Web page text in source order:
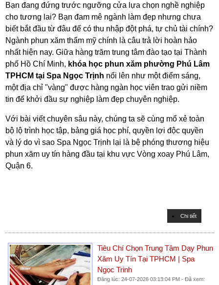
Bạn đang đứng trước ngưỡng cửa lựa chọn nghề nghiệp
cho tương lai? Bạn đam mê ngành làm đẹp nhưng chưa
biết bắt đầu từ đâu để có thu nhập đột phá, tự chủ tài chính?
Ngành phun xăm thẩm mỹ chính là câu trả lời hoàn hảo
nhất hiện nay. Giữa hàng trăm trung tâm đào tạo tại Thành
phố Hồ Chí Minh, khóa học phun xăm phường Phú Lâm
TPHCM tại Spa Ngọc Trịnh nổi lên như một điểm sáng,
một địa chỉ "vàng" được hàng ngàn học viên trao gửi niềm
tin để khởi đầu sự nghiệp làm đẹp chuyên nghiệp.
Với bài viết chuyên sâu này, chúng ta sẽ cùng mổ xẻ toàn
bộ lộ trình học tập, bảng giá học phí, quyền lợi độc quyền
và lý do vì sao Spa Ngọc Trịnh lại là bệ phóng thương hiệu
phun xăm uy tín hàng đầu tại khu vực Vòng xoay Phú Lâm,
Quận 6.
Chi tiết
Tiêu Chí Chọn Trung Tâm Dạy Phun
Xăm Uy Tín Tại TPHCM | Spa
Ngọc Trinh
Đăng lúc: 24-07-2026 03:13:04 PM - Đã xem: